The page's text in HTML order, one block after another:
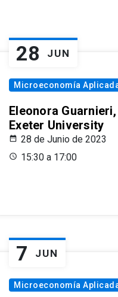
28 JUN
Microeconomía
Eleonora Guarnieri,
Exeter University
28 de Junio de 2023
15:30 a 17:00
7 JUN
Microeconomía